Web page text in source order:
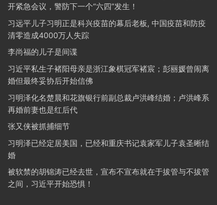
开紧急会议，警防下一个“六四”发生！
习远平儿子习明正是科兴疫苗的幕后老板, 中国疫苗和防疫
清零造成4000万人失踪
李尚福的儿子是间谍
习近平私生子褚阳母亲是浙江象棋冠军褚宸；彭丽媛曾闹离
婚但最终妥协后开始信佛
习明泽化名楚晨和花旗银行前副总裁卢洪峰结婚；卢洪峰系
再婚前妻也是红后代
张又侠被抓捕细节
习明泽已经定居美国，已经和重庆书记袁家军儿子袁圣晰结
婚
被软禁的胡锦涛已经去世，宣布不宣布就在于拔管与不拔管
之间，习近平开始恐惧！